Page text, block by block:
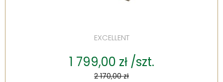
EXCELLENT
1 799,00 zł /szt.
2 170,00 zł